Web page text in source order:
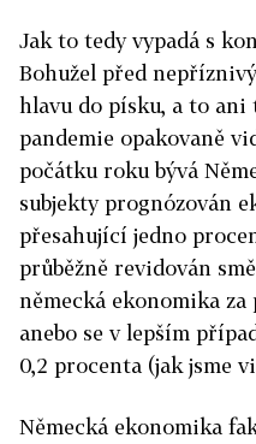
Jak to tedy vypadá s
Bohužel před
hlavu do písku, a to
pandemie opakovaně
počátku roku bývá
subjekty prognózován
přesahující jedno
průběžně revidován
německá ekonomika
anebo se v lepším
0,2 procenta (jak jsme
Německá ekonomika